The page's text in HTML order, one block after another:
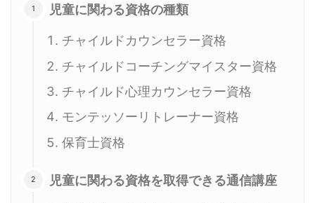
児童に関わる資格の種類
チャイルドカウンセラー資格
チャイルドコーチングマイスター資格
チャイルド心理カウンセラー資格
モンテッソーリトレーナー資格
保育士資格
児童に関わる資格を取得できる通信講座